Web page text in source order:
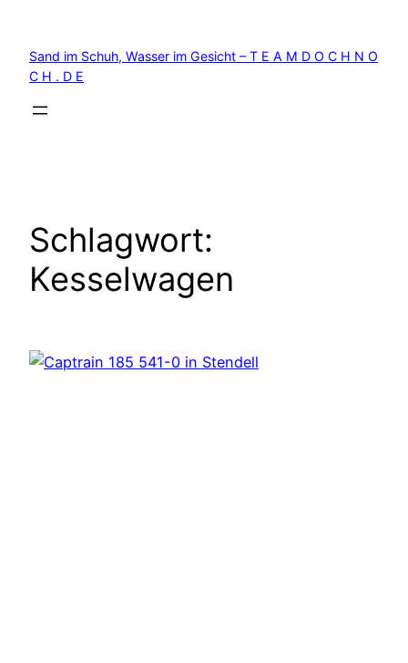
springen
Sand im Schuh, Wasser im Gesicht – T E A M D O C H N O
C H . D E
Schlagwort:
Kesselwagen